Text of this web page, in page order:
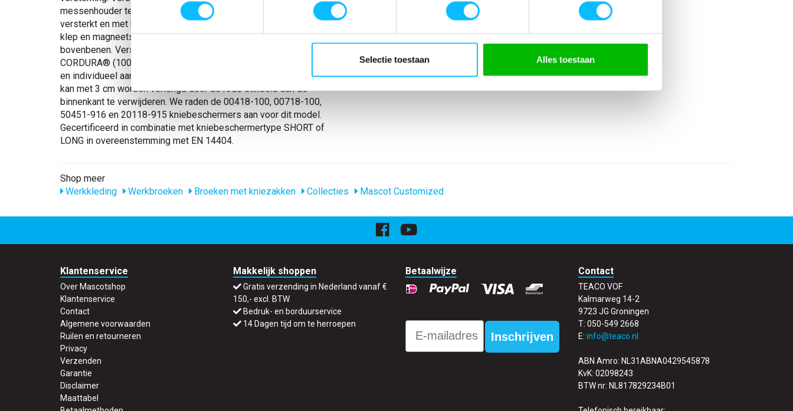
Selectie toestaan Alles toestaan
messenhouder te bevestigen. Duimstokzak met CORDURA®
versterkt en met klein zakje aan de buitenzijde. Dijbeenzak met
klep en magneetsluiting. Zakken met klep aan de voorkant van de
bovenbenen. Verstelbare kniezakken van extreem slijtvast
CORDURA® (1000 D). De hoogte van de kniezak is gemakkelijk
en individueel aan te passen. Reflectie-effecten. De beenlengte
kan met 3 cm worden verlengd door de rode stiksels aan de
binnenkant te verwijderen. We raden de 00418-100, 00718-100,
50451-916 en 20118-915 kniebeschermers aan voor dit model.
Gecertificeerd in combinatie met kniebeschermertype SHORT of
LONG in overeenstemming met EN 14404.
CUSTOMIZED
Mascot Customized
Shop meer
Werkkleding
Werkbroeken Broeken met kniezakken Collecties Mascot Customized
Klantenservice
Over Mascotshop
Klantenservice
Contact
Algemene voorwaarden
Ruilen en retourneren
Privacy
Verzenden
Garantie
Disclaimer
Maattabel
Makkelijk shoppen
Gratis verzending in Nederland vanaf €
150,- excl. BTW
Bedruk- en borduurservice
14 Dagen tijd om te herroepen
Betaalwijze
Email
Inschrijven
Contact
TEACO VOF
Kalmarweg 14-2
9723 JG Groningen
T: 050-549 2668
E: info@teaco.nl
ABN Amro: NL31ABNA0429545878
KvK: 02098243
BTW nr: NL817829234B01